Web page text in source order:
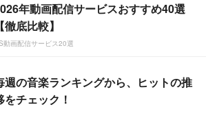
年動画配信サービスおすすめ40選
【徹底比較】
動画配信サービス20選
週の音楽ランキングから、ヒットの推
をチェック！